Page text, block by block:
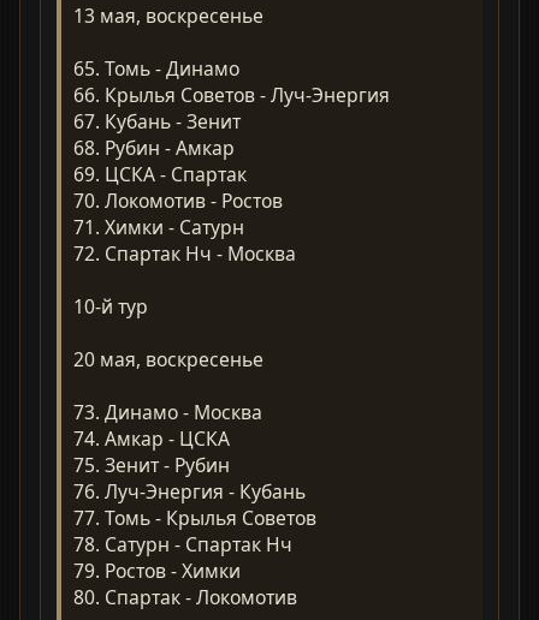
13 мая, воскресенье
65. Томь - Динамо
66. Крылья Советов - Луч-Энергия
67. Кубань - Зенит
68. Рубин - Амкар
69. ЦСКА - Спартак
70. Локомотив - Ростов
71. Химки - Сатурн
72. Спартак Нч - Москва
10-й тур
20 мая, воскресенье
73. Динамо - Москва
74. Амкар - ЦСКА
75. Зенит - Рубин
76. Луч-Энергия - Кубань
77. Томь - Крылья Советов
78. Сатурн - Спартак Нч
79. Ростов - Химки
80. Спартак - Локомотив